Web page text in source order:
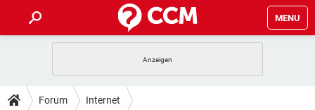
MENU
ANDROID
TIPPS & TRICKS
Forum Internet